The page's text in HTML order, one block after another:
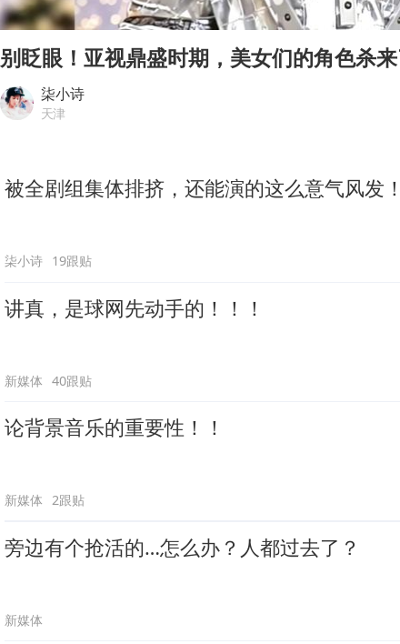
多个明星演唱会取消
西贝创始人贾国龙押注鲜羊赛道
人民的健康、体质、幸福一脉相承
Play
00:00
别眨眼！亚视鼎盛时期，美女们的角色杀来
柒小诗
天津
被全剧组集体排挤，还能演的这么意气风发！
柒小诗 19跟贴
讲真，是球网先动手的！！！
新媒体 40跟贴
论背景音乐的重要性！！
新媒体 2跟贴
旁边有个抢活的…怎么办？人都过去了？
新媒体